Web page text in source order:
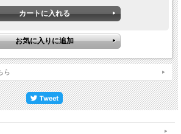
がよく、「定番として食べたい」というお声も頂けま
こ抜きバージョンを）実装したところ人気メニューな
メニューにも昇格致しました。
ありますが、通販商品としてリリースさせて頂きま
ら